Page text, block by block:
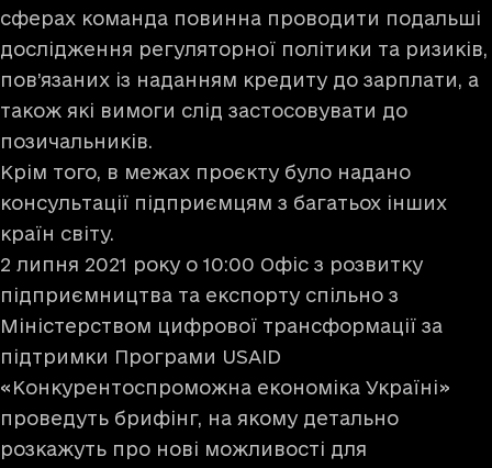
сферах команда повинна проводити подальші
дослідження регуляторної політики та ризиків,
пов’язаних із наданням кредиту до зарплати, а
також які вимоги слід застосовувати до
позичальників.
Крім того, в межах проєкту було надано
консультації підприємцям з багатьох інших
країн світу.
2 липня 2021 року о 10:00 Офіс з розвитку
підприємництва та експорту спільно з
Міністерством цифрової трансформації за
підтримки Програми USAID
«Конкурентоспроможна економіка Україні»
проведуть брифінг, на якому детально
розкажуть про нові можливості для